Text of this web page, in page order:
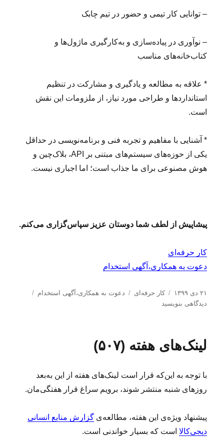
– توانایی کار تیمی و حضور در تیم چابک
– نوآوری در پیاده‌سازی و به‌کارگیری ماژول‌ها و
کتاب‌خانه‌های مناسب
* علاقه به مطالعه و یادگیری و مشارکت در تنظیم
استانداردها و طراحی مورد نیاز، از ملزومات این نقش
است.
* آشنایی با مفاهیم و تجربه‌ فنی و برنامه‌نویسی در حداقل
یکی از حوزه‌‌های سیستم‌های مبتنی بر API، بلاک‌چین و
هوش مصنوعی برای ما جذاب است؛ اما اجباری نیست.
پیشاپیش از لطف شما دوستان عزیز سپاس‌گزاری می‌کنم.
کار حرفه‌ای
دعوت به همکاری،آگهی استخدام
ا
ر
ش
د
۲۱ دی ۱۳۹۹
د
س
ا
کار حرفه‌ای
ب
ه
دعوت به همکاری،آگهی استخدام
ک
دیدگاهی بنویسید
لینک‌های هفته (۵۰۷)
با توجه به این‌که قرار است لینک‌های هفته از این به‌بعد
روزهای شنبه منتشر ‌شوند، برویم سراغ قرار هفتگی‌مان.
پیشنهاد ویژه‌ی این هفته، مطالعه‌یگزارش منابع انسانی
دیجی‌کالا است که بسیار خواندنی است.